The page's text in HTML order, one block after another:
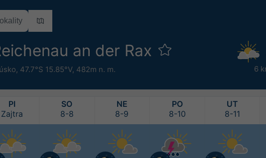
an der Rax
, 47.7°S 15.85°V, 482m n. m. 6
PI
Zajtra
SO
8-8
NE
8-9
PO
8-10
UT
8-11